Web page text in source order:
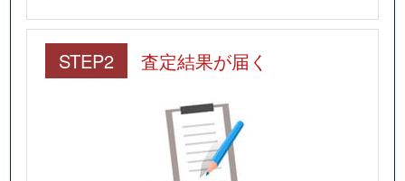
STEP2 査定結果が届く